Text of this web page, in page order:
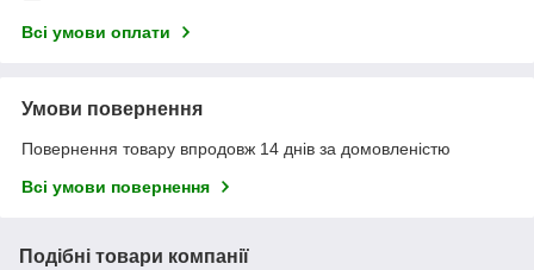
Всі умови оплати
Умови повернення
Повернення товару впродовж 14 днів за домовленістю
Всі умови повернення
Подібні товари компанії